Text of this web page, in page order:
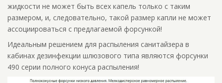
жидкости не может быть всех капель только с таким
размером, и, следовательно, такой размер капли не может
ассоциироваться с предлагаемой форсункой!
Идеальным решением для распыления санитайзера в
кабинах дезинфекции шлюзового типа являются форсунки
490 серии полного конуса распыления!